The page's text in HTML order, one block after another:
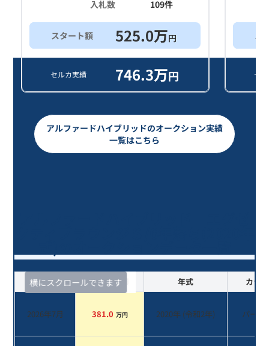
入札数
109件
スタート額 525.0万円
セルカ実績 746.3万円
ス
セ
アルファードハイブリッドのオークション実績
一覧はこちら
横にスクロールできます
査定時期 セルカ実績 年式 カラー
2026年7月 381.0 万円 2020年 (令和2年) パール